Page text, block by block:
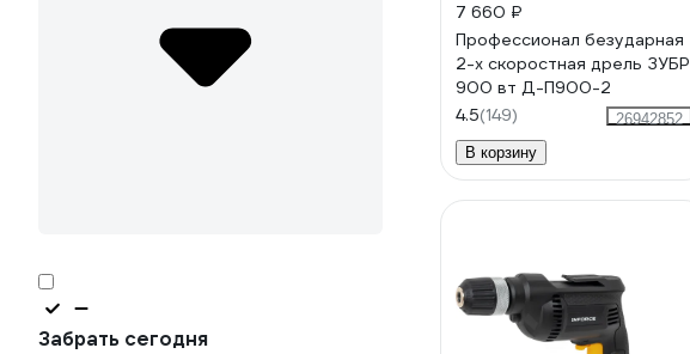
Забрать сегодня
7 660 ₽
Профессионал безударная
2-х скоростная дрель ЗУБР
900 вт Д-П900-2
4.5(149)
26942852
В корзину